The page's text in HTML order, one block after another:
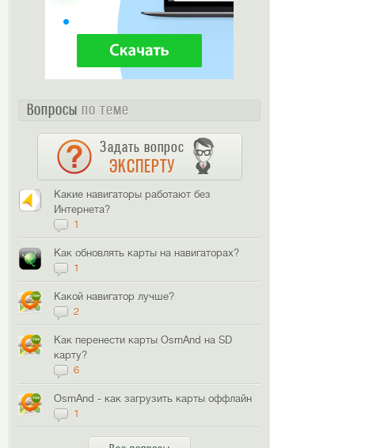
Вопросы по теме
Задать вопрос
ЭКСПЕРТУ
Какие навигаторы работают без
Интернета?
1
Как обновлять карты на навигаторах?
1
Какой навигатор лучше?
2
Как перенести карты OsmAnd на SD
карту?
6
OsmAnd - как загрузить карты оффлайн
1